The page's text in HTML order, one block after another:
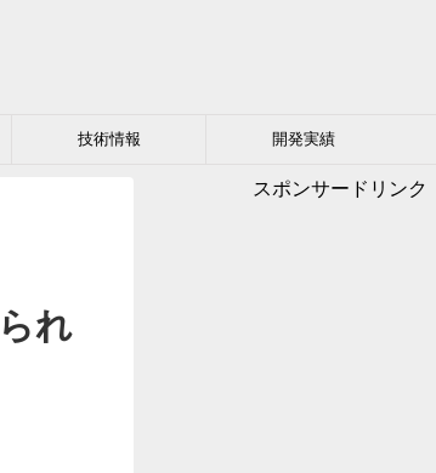
技術情報 開発実績
れ
スポンサードリンク